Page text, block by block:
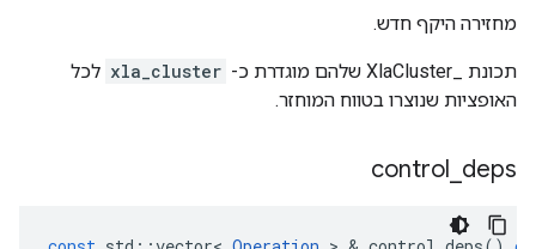
מחזירה היקף חדש.
תכונת _XlaCluster שלהם מוגדרת כ- xla_cluster לכל
האופציות שנוצרו בטווח המוחזר.
control deps